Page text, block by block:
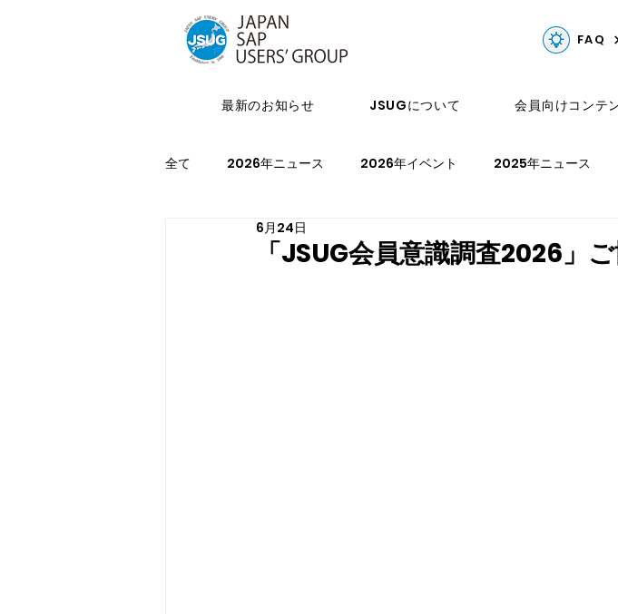
FAQ
最新のお知らせ JSUGについて 会員向けコンテ
全て 2026年ニュース 2026年イベント 2025年ニュース
2024年イベント 2023年ニュース 2023年イベント
「JSUG会員意識調査2026」
6月24日